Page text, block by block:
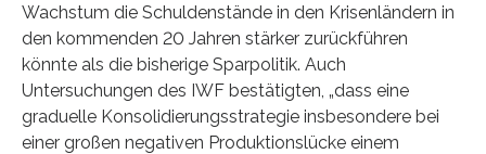
Wachstum die Schuldenstände in den Krisenländern in
den kommenden 20 Jahren stärker zurückführen
könnte als die bisherige Sparpolitik. Auch
Untersuchungen des IWF bestätigten, „dass eine
graduelle Konsolidierungsstrategie insbesondere bei
einer großen negativen Produktionslücke einem